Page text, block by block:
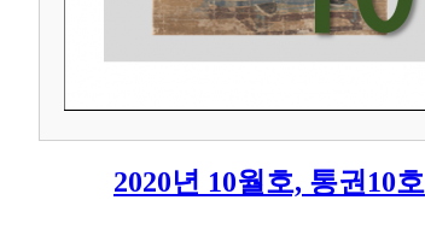
2020년 10월호, 통권10호